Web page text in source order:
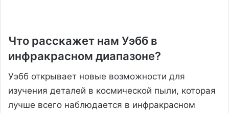
Что расскажет нам Уэбб в
инфракрасном диапазоне?
Уэбб открывает новые возможности для
изучения деталей в космической пыли, которая
лучше всего наблюдается в инфракрасном